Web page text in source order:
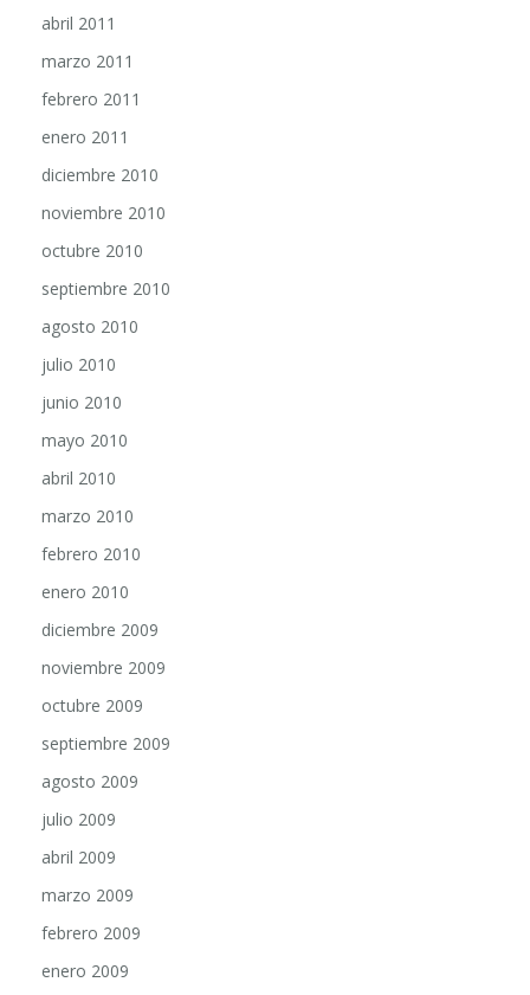
abril 2011
marzo 2011
febrero 2011
enero 2011
diciembre 2010
noviembre 2010
octubre 2010
septiembre 2010
agosto 2010
julio 2010
junio 2010
mayo 2010
abril 2010
marzo 2010
febrero 2010
enero 2010
diciembre 2009
noviembre 2009
octubre 2009
septiembre 2009
agosto 2009
julio 2009
abril 2009
marzo 2009
febrero 2009
enero 2009